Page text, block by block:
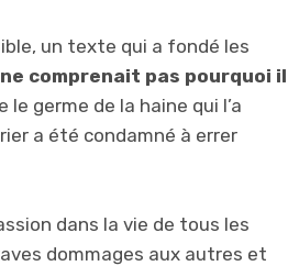
un texte qui a fondé les
comprenait pas pourquoi il
le germe de la haine qui l’a
a été condamné à errer
dans la vie de tous les
dommages aux autres et